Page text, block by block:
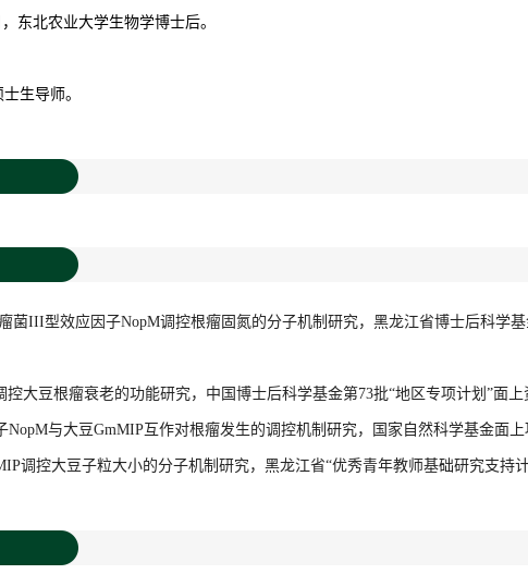
东北农业大学生物学博士后。
生导师。
菌III型效应因子NopM调控根瘤固氮的分子机制研究，黑龙江省博士后科学
控大豆根瘤衰老的功能研究，中国博士后科学基金第73批“地区专项计划”面上
与大豆GmMIP互作对根瘤发生的调控机制研究，国家自然科学基金面上
调控大豆子粒大小的分子机制研究，黑龙江省“优秀青年教师基础研究支持计